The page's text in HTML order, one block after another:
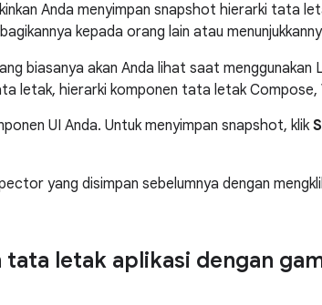
Anda menyimpan snapshot hierarki tata
kepada orang lain atau
biasanya akan Anda lihat saat
letak, hierarki komponen tata letak
UI Anda. Untuk menyimpan snapshot, klik
yang disimpan sebelumnya dengan
tata letak aplikasi dengan